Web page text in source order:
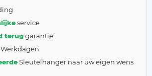
service
teruggarantie
Werkdagen
Sleutelhanger naar uw eigen wens